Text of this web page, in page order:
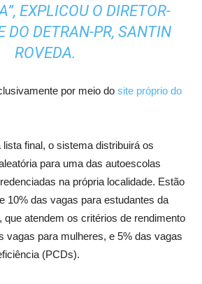
EXPLICOU O DIRETOR-
DO DETRAN-PR, SANTIN
ROVEDA.
por meio do site próprio do
final, o sistema distribuirá os
para uma das autoescolas
na própria localidade. Estão
10% das vagas para estudantes da
que atendem os critérios de rendimento
vagas para mulheres, e 5% das vagas
(PCDs).